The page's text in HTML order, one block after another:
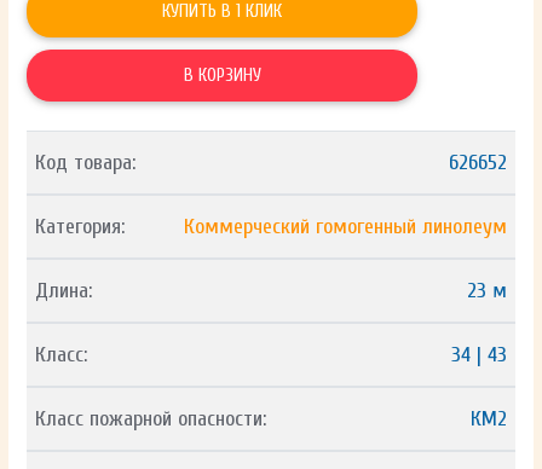
КУПИТЬ В 1 КЛИК
В КОРЗИНУ
Код товара: 626652
Категория: Коммерческий гомогенный линолеум
Длина: 23 м
Класс: 34 | 43
Класс пожарной опасности: КМ2